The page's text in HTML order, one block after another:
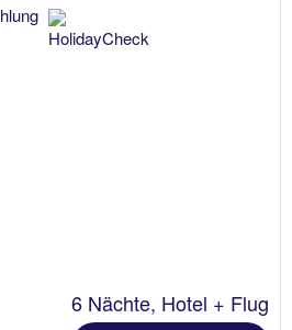
6 Nächte, Hotel + Flug